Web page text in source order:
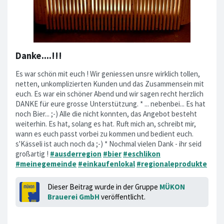
Danke....!!!
Es war schön mit euch ! Wir geniessen unsre wirklich tollen,
netten, unkomplizierten Kunden und das Zusammensein mit
euch. Es war ein schöner Abend und wir sagen recht herzlich
DANKE für eure grosse Unterstützung. * ... nebenbei... Es hat
noch Bier... ;-) Alle die nicht konnten, das Angebot besteht
weiterhin. Es hat, solang es hat. Ruft mich an, schreibt mir,
wann es euch passt vorbei zu kommen und bedient euch.
s'Kässeli ist auch noch da ;-) * Nochmal vielen Dank - ihr seid
großartig ! #ausderregion #bier #eschlikon
#meinegemeinde #einkaufenlokal #regionaleprodukte
Dieser Beitrag wurde in der Gruppe MÜKON
Brauerei GmbH veröffentlicht.